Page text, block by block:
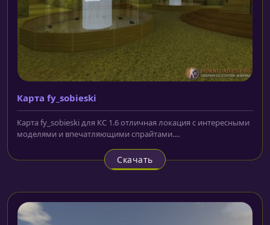
Карта fy_sobieski
Карта fy_sobieski для КС 1.6 отличная локация с интересными
моделями и впечатляющими спрайтами....
Скачать